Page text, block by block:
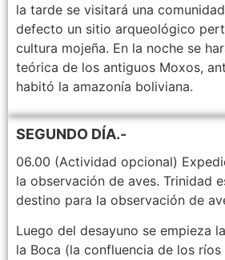
la tarde se visitará una
defecto un sitio arqueológico
cultura mojeña. En la noche se
teórica de los antiguos Moxos,
habitó la amazonía boliviana.
SEGUNDO DÍA.-
06.00 (Actividad opcional)
la observación de aves. Trinidad
destino para la observación de
Luego del desayuno se empieza
la Boca (la confluencia de los